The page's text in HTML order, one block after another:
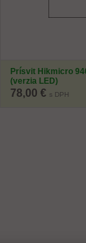
Prísvit Hikmicro
(verzia LED)
78,00 € s DPH